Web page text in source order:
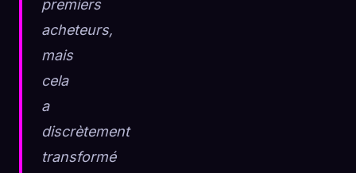
premiers
acheteurs,
mais
cela
a
discrètement
transformé